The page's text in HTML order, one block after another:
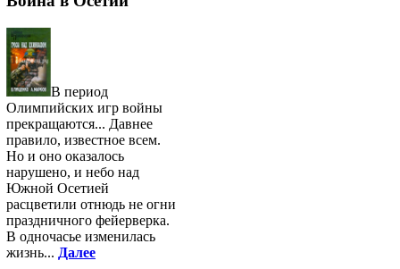
В период
Олимпийских игр войны
прекращаются... Давнее
правило, известное всем.
Но и оно оказалось
нарушено, и небо над
Южной Осетией
расцветили отнюдь не огни
праздничного фейерверка.
В одночасье изменилась
жизнь... Далее